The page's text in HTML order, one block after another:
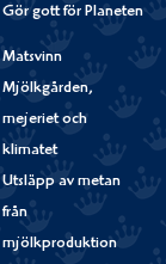
Gör gott för Planeten
Matsvinn
Mjölkgården,
mejeriet och
klimatet
Utsläpp av metan
från
mjölkproduktion